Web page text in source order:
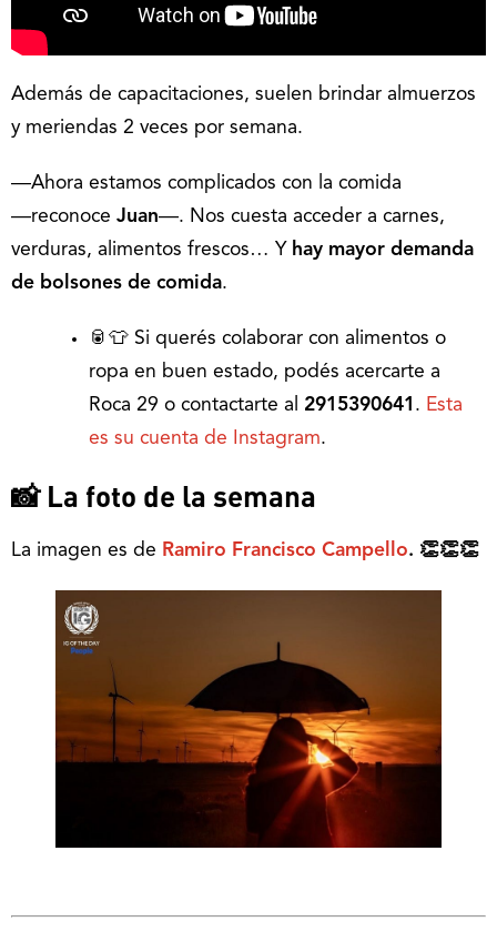
Además de capacitaciones, suelen brindar almuerzos
y meriendas 2 veces por semana.
―Ahora estamos complicados con la comida
―reconoce Juan―. Nos cuesta acceder a carnes,
verduras, alimentos frescos… Y hay mayor demanda
de bolsones de comida.
🥫👕 Si querés colaborar con alimentos o
ropa en buen estado, podés acercarte a
Roca 29 o contactarte al 2915390641 . Esta
es su cuenta de Instagram.
📸 La foto de la semana
La imagen es de Ramiro Francisco Campello. 👏👏👏